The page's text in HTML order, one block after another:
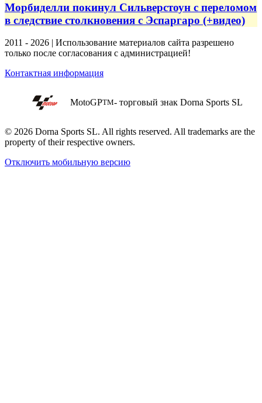
Морбиделли покинул Сильверстоун с переломом
в следствие столкновения с Эспаргаро (+видео)
2011 - 2026 | Использование материалов сайта разрешено
только после согласования с администрацией!
Контактная информация
MotoGPTM- торговый знак Dorna Sports SL
© 2026 Dorna Sports SL. All rights reserved. All trademarks are the
property of their respective owners.
Отключить мобильную версию